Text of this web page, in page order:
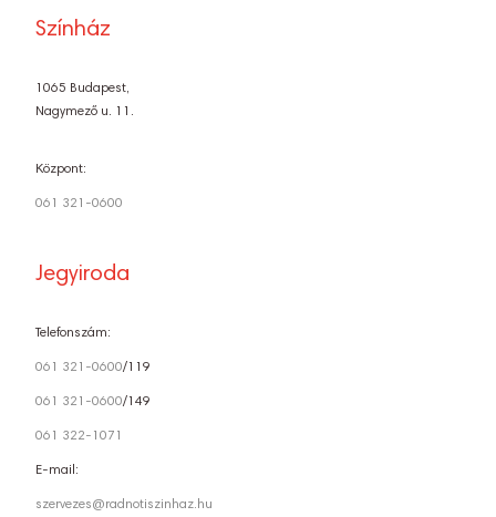
Színház
1065 Budapest,
Nagymező u. 11.
Központ:
061 321-0600
Jegyiroda
Telefonszám:
061 321-0600/119
061 321-0600/149
061 322-1071
E-mail:
szervezes@radnotiszinhaz.hu